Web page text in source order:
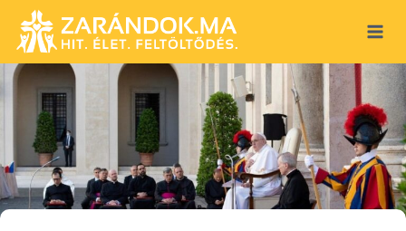
content